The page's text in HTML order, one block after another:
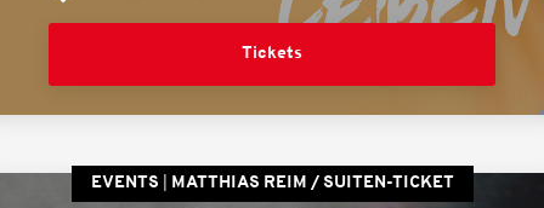
Tickets
EVENTS MATTHIAS REIM / SUITEN-TICKET